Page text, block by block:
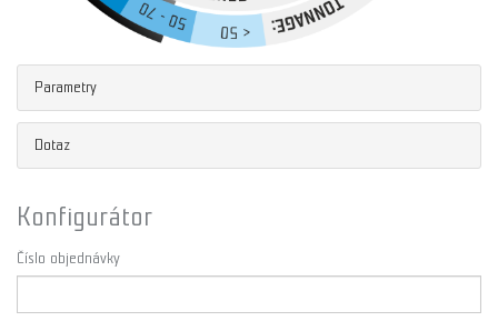
Parametry
Dotaz
Konfigurátor
Číslo objednávky